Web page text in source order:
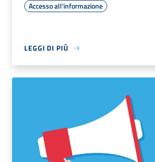
Accesso all'informazione
LEGGI DI PIÙ